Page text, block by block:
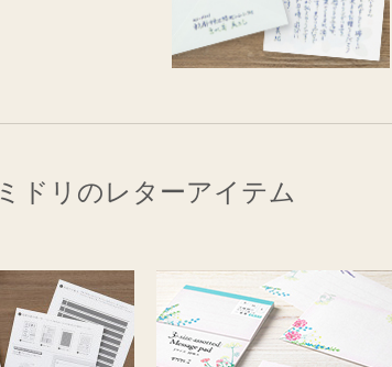
ミドリのレターアイテム